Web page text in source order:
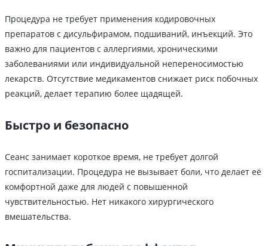
Процедура не требует применения кодировочных
препаратов с дисульфирамом, подшиваний, инъекций. Это
важно для пациентов с аллергиями, хроническими
заболеваниями или индивидуальной непереносимостью
лекарств. Отсутствие медикаментов снижает риск побочных
реакций, делает терапию более щадящей.
Быстро и безопасно
Сеанс занимает короткое время, не требует долгой
госпитализации. Процедура не вызывает боли, что делает её
комфортной даже для людей с повышенной
чувствительностью. Нет никакого хирургического
вмешательства.